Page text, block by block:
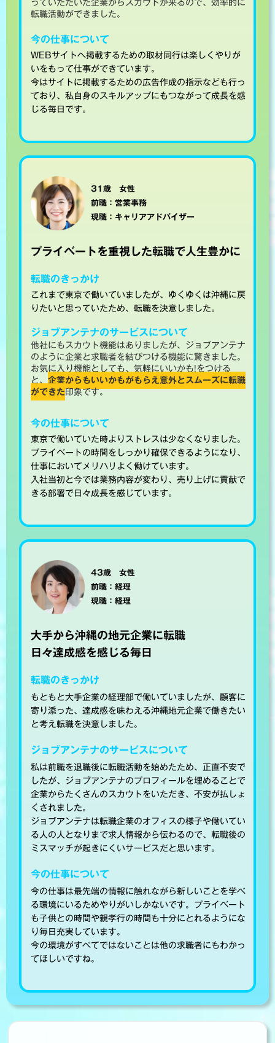
転職活動ができました。
今の仕事について
WEBサイトへ掲載するための取材同行は楽しくやりが
いをもって仕事ができています。
今はサイトに掲載するための広告作成の指示なども行っ
ており、私自身のスキルアップにもつながって成長を感
じる毎日です。
31歳 女性
前職：営業事務
現職：キャリアアドバイザー
プライベートを重視した転職で人生豊かに
転職のきっかけ
これまで東京で働いていましたが、ゆくゆくは沖縄に戻
りたいと思っていたため、転職を決意しました。
ジョブアンテナのサービスについて
他社にもスカウト機能はありましたが、ジョブアンテナ
のように企業と求職者を結びつける機能に驚きました。
お気に入り機能としても、気軽にいいかも!をつける
と、企業からもいいかもがもらえ意外とスムーズに転職
ができた印象です。
今の仕事について
東京で働いていた時よりストレスは少なくなりました。
プライベートの時間をしっかり確保できるようになり、
仕事においてメリハリよく働けています。
入社当初と今では業務内容が変わり、売り上げに貢献で
きる部署で日々成長を感じています。
43歳 女性
前職：経理
現職：経理
大手から沖縄の地元企業に転職
日々達成感を感じる毎日
転職のきっかけ
もともと大手企業の経理部で働いていましたが、顧客に
寄り添った、達成感を味わえる沖縄地元企業で働きたい
と考え転職を決意しました。
ジョブアンテナのサービスについて
私は前職を退職後に転職活動を始めたため、正直不安で
したが、ジョブアンテナのプロフィールを埋めることで
企業からたくさんのスカウトをいただき、不安が払しょ
くされました。
ジョブアンテナは転職企業のオフィスの様子や働いてい
る人の人となりまで求人情報から伝わるので、転職後の
ミスマッチが起きにくいサービスだと思います。
今の仕事について
今の仕事は最先端の情報に触れながら新しいことを学べ
る環境にいるためやりがいしかないです。プライベート
も子供との時間や親孝行の時間も十分にとれるようにな
り毎日充実しています。
今の環境がすべてではないことは他の求職者にもわかっ
てほしいですね。